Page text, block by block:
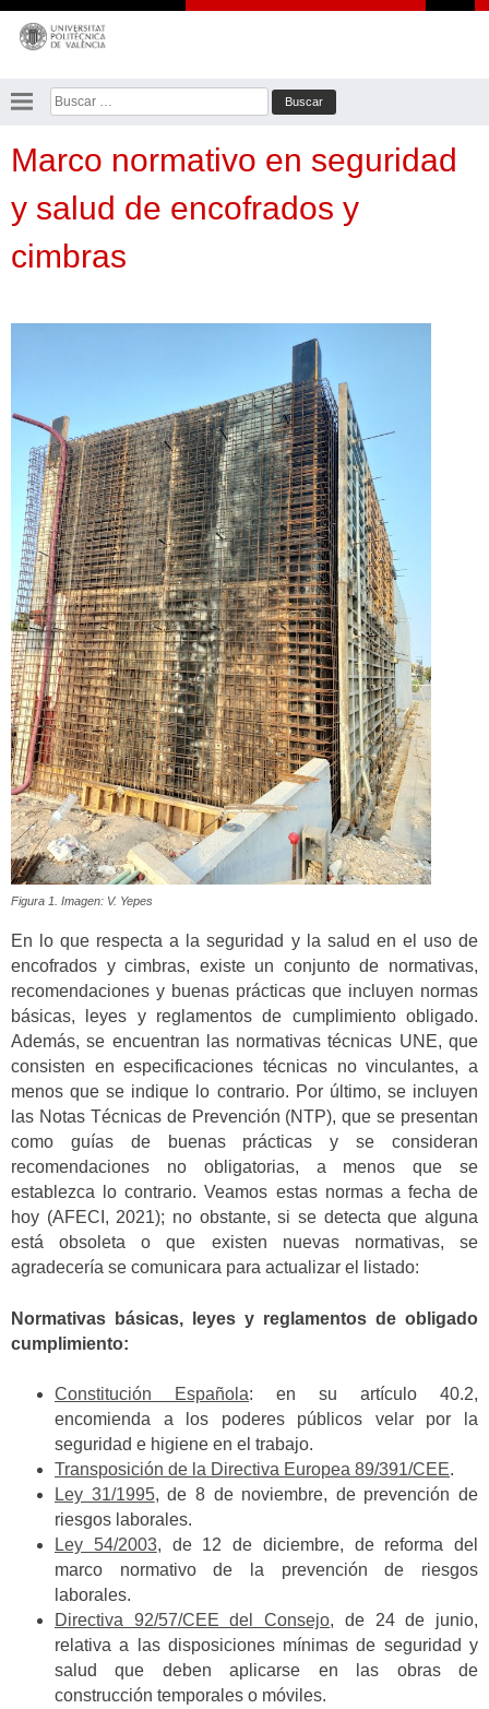
Saltar
contenido
Buscar:
Marco normativo en seguridad
y salud de encofrados y
cimbras
Figura 1. Imagen: V. Yepes
En lo que respecta a la seguridad y la salud en el uso de
encofrados y cimbras, existe un conjunto de normativas,
recomendaciones y buenas prácticas que incluyen normas
básicas, leyes y reglamentos de cumplimiento obligado.
Además, se encuentran las normativas técnicas UNE, que
consisten en especificaciones técnicas no vinculantes, a
menos que se indique lo contrario. Por último, se incluyen
las Notas Técnicas de Prevención (NTP), que se presentan
como guías de buenas prácticas y se consideran
recomendaciones no obligatorias, a menos que se
establezca lo contrario. Veamos estas normas a fecha de
hoy (AFECI, 2021); no obstante, si se detecta que alguna
está obsoleta o que existen nuevas normativas, se
agradecería se comunicara para actualizar el listado:
Normativas básicas, leyes y reglamentos de obligado
cumplimiento:
Constitución Española: en su artículo 40.2,
encomienda a los poderes públicos velar por la
seguridad e higiene en el trabajo.
Transposición de la Directiva Europea 89/391/CEE.
Ley 31/1995, de 8 de noviembre, de prevención de
riesgos laborales.
Ley 54/2003, de 12 de diciembre, de reforma del
marco normativo de la prevención de riesgos
laborales.
Directiva 92/57/CEE del Consejo, de 24 de junio,
relativa a las disposiciones mínimas de seguridad y
salud que deben aplicarse en las obras de
construcción temporales o móviles.